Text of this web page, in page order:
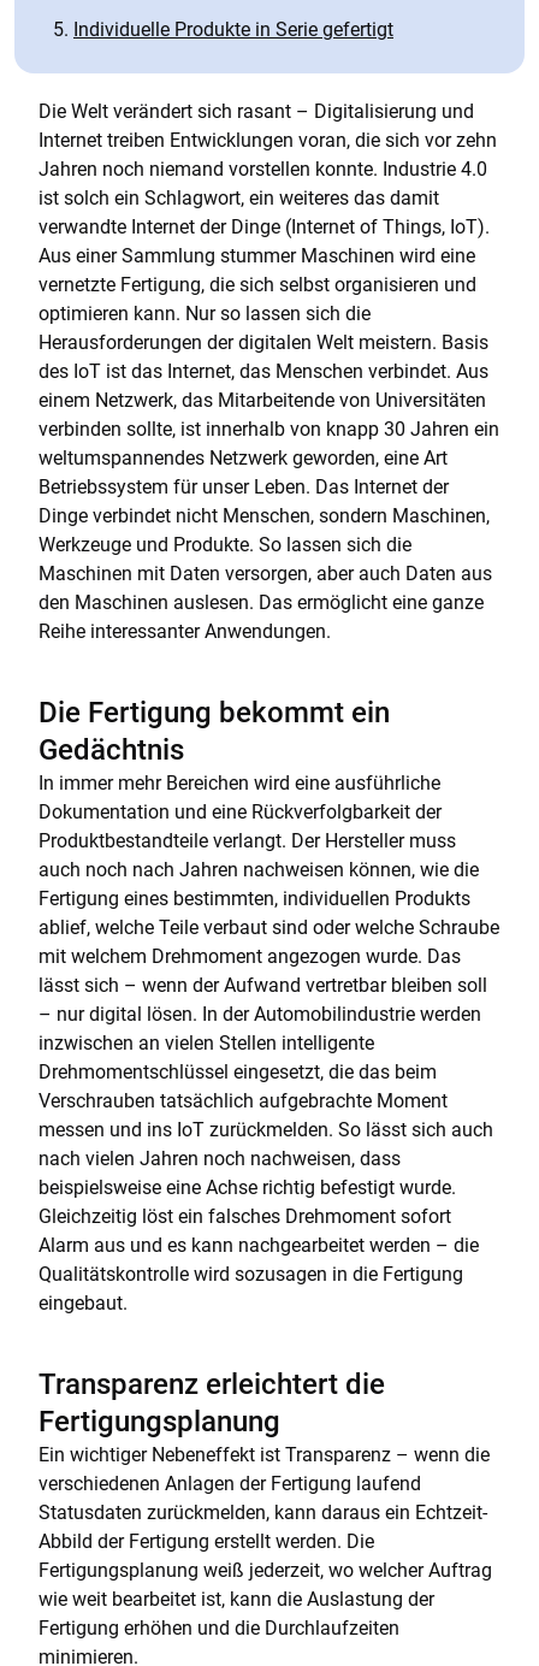
Individuelle Produkte in Serie gefertigt
Die Welt verändert sich rasant – Digitalisierung und
Internet treiben Entwicklungen voran, die sich vor zehn
Jahren noch niemand vorstellen konnte. Industrie 4.0
ist solch ein Schlagwort, ein weiteres das damit
verwandte Internet der Dinge (Internet of Things, IoT).
Aus einer Sammlung stummer Maschinen wird eine
vernetzte Fertigung, die sich selbst organisieren und
optimieren kann. Nur so lassen sich die
Herausforderungen der digitalen Welt meistern. Basis
des IoT ist das Internet, das Menschen verbindet. Aus
einem Netzwerk, das Mitarbeitende von Universitäten
verbinden sollte, ist innerhalb von knapp 30 Jahren ein
weltumspannendes Netzwerk geworden, eine Art
Betriebssystem für unser Leben. Das Internet der
Dinge verbindet nicht Menschen, sondern Maschinen,
Werkzeuge und Produkte. So lassen sich die
Maschinen mit Daten versorgen, aber auch Daten aus
den Maschinen auslesen. Das ermöglicht eine ganze
Reihe interessanter Anwendungen.
Die Fertigung bekommt ein
Gedächtnis
In immer mehr Bereichen wird eine ausführliche
Dokumentation und eine Rückverfolgbarkeit der
Produktbestandteile verlangt. Der Hersteller muss
auch noch nach Jahren nachweisen können, wie die
Fertigung eines bestimmten, individuellen Produkts
ablief, welche Teile verbaut sind oder welche Schraube
mit welchem Drehmoment angezogen wurde. Das
lässt sich – wenn der Aufwand vertretbar bleiben soll
– nur digital lösen. In der Automobilindustrie werden
inzwischen an vielen Stellen intelligente
Drehmomentschlüssel eingesetzt, die das beim
Verschrauben tatsächlich aufgebrachte Moment
messen und ins IoT zurückmelden. So lässt sich auch
nach vielen Jahren noch nachweisen, dass
beispielsweise eine Achse richtig befestigt wurde.
Gleichzeitig löst ein falsches Drehmoment sofort
Alarm aus und es kann nachgearbeitet werden – die
Qualitätskontrolle wird sozusagen in die Fertigung
eingebaut.
Transparenz erleichtert die
Fertigungsplanung
Ein wichtiger Nebeneffekt ist Transparenz – wenn die
verschiedenen Anlagen der Fertigung laufend
Statusdaten zurückmelden, kann daraus ein Echtzeit-
Abbild der Fertigung erstellt werden. Die
Fertigungsplanung weiß jederzeit, wo welcher Auftrag
wie weit bearbeitet ist, kann die Auslastung der
Fertigung erhöhen und die Durchlaufzeiten
minimieren.